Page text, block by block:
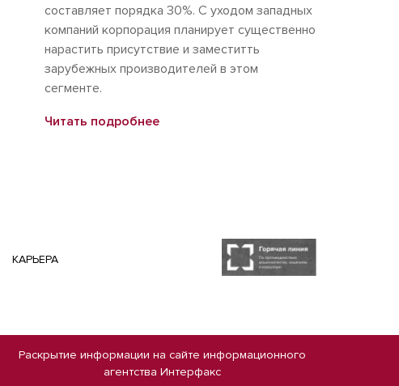
составляет порядка 30%. С уходом западных
компаний корпорация планирует существенно
нарастить присутствие и заместитть
зарубежных производителей в этом
сегменте.
Читать подробнее
КАРЬЕРА
Раскрытие информации на сайте информационного
агентства Интерфакс